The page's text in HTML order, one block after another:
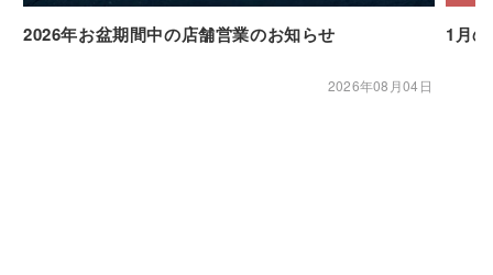
2026年お盆期間中の店舗営業のお知らせ
2026年08月04日
1月